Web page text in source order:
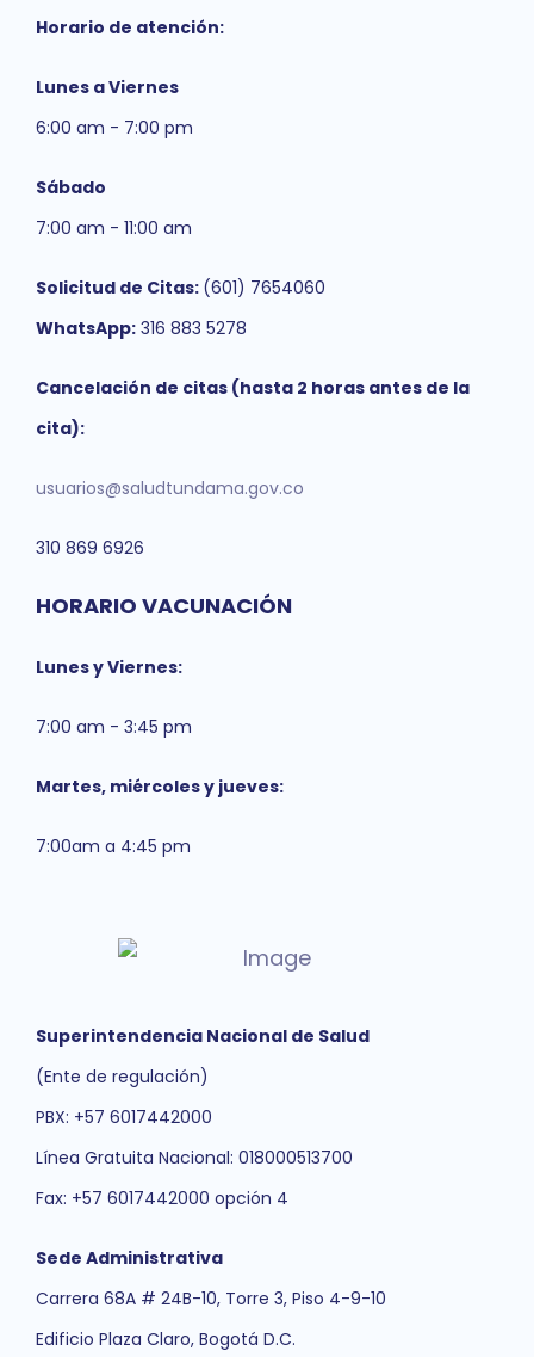
Horario de atención:
Lunes a Viernes
6:00 am - 7:00 pm
Sábado
7:00 am - 11:00 am
Solicitud de Citas: (601) 7654060
WhatsApp: 316 883 5278
Cancelación de citas (hasta 2 horas antes de la
cita):
usuarios@saludtundama.gov.co
310 869 6926
HORARIO VACUNACIÓN
Lunes y Viernes:
7:00 am - 3:45 pm
Martes, miércoles y jueves:
7:00am a 4:45 pm
Superintendencia Nacional de Salud
(Ente de regulación)
PBX: +57 6017442000
Línea Gratuita Nacional: 018000513700
Fax: +57 6017442000 opción 4
Sede Administrativa
Carrera 68A # 24B-10, Torre 3, Piso 4-9-10
Edificio Plaza Claro, Bogotá D.C.